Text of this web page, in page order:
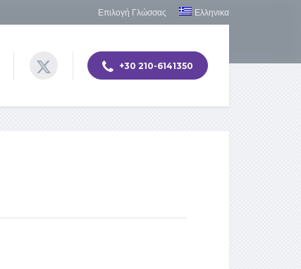
Επιλογή Γλώσσας Ελληνικα
+30 210-6141350